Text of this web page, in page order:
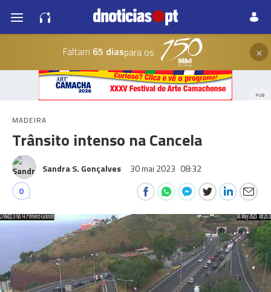
Faltam 65 diaspara os ×
PUB
MADEIRA
Trânsito intenso na Cancela
Sandra S. Gonçalves 30 mai 2023 08:32
0